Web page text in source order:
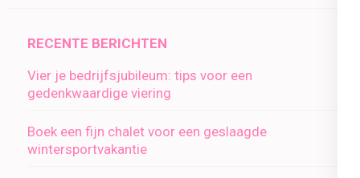
RECENTE BERICHTEN
Vier je bedrijfsjubileum: tips voor een
gedenkwaardige viering
Boek een fijn chalet voor een geslaagde
wintersportvakantie